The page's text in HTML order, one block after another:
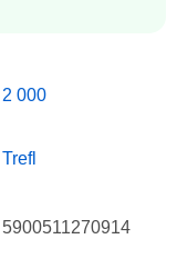
2 000
Trefl
5900511270914